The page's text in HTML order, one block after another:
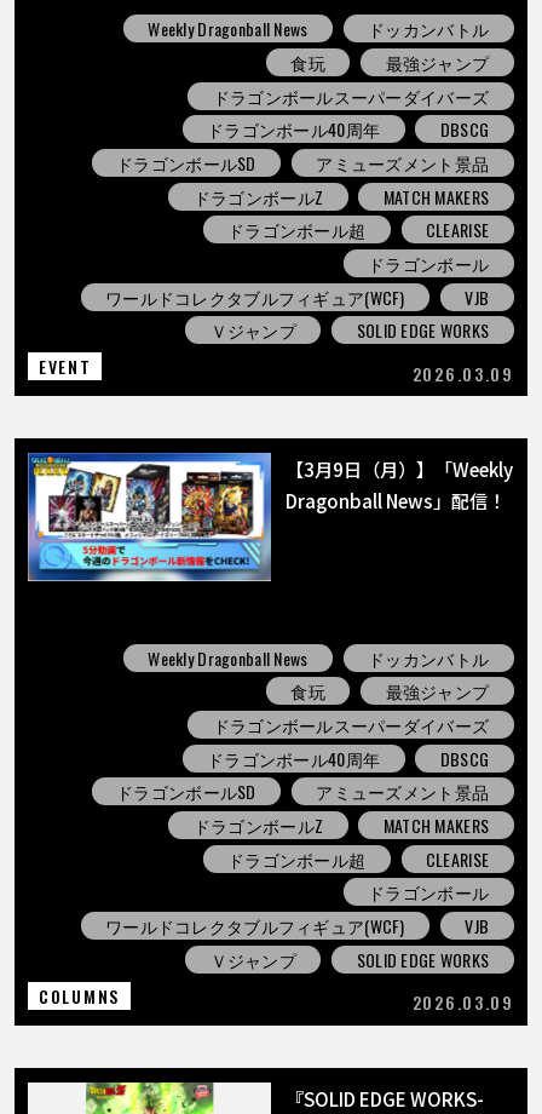
Weekly Dragonball News
ドッカンバトル
食玩
最強ジャンプ
ドラゴンボールスーパーダイバーズ
ドラゴンボール40周年
DBSCG
ドラゴンボールSD
アミューズメント景品
ドラゴンボールZ
MATCH MAKERS
ドラゴンボール超
CLEARISE
ドラゴンボール
ワールドコレクタブルフィギュア(WCF)
VJB
Ｖジャンプ
SOLID EDGE WORKS
EVENT
2026.03.09
【3月9日（月）】「Weekly
Dragonball News」配信！
Weekly Dragonball News
ドッカンバトル
食玩
最強ジャンプ
ドラゴンボールスーパーダイバーズ
ドラゴンボール40周年
DBSCG
ドラゴンボールSD
アミューズメント景品
ドラゴンボールZ
MATCH MAKERS
ドラゴンボール超
CLEARISE
ドラゴンボール
ワールドコレクタブルフィギュア(WCF)
VJB
Ｖジャンプ
SOLID EDGE WORKS
COLUMNS
2026.03.09
『SOLID EDGE WORKS-